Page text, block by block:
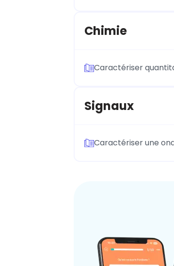
Chimie
Caractériser
Signaux
Caractériser une